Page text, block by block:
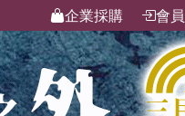
企業採購 會